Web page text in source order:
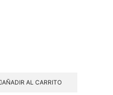
AÑADIR AL CARRITO